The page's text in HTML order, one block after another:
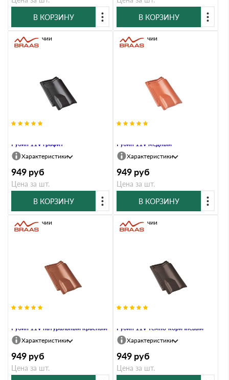
В КОРЗИНУ
В КОРЗИНУ
Рубин 11V графит
В наличии
Характеристики
949 руб
Цена за шт.
В КОРЗИНУ
Рубин 11V медный
В наличии
Характеристики
949 руб
Цена за шт.
В КОРЗИНУ
Рубин 11V натуральный красный
В наличии
Характеристики
949 руб
Цена за шт.
Рубин 11V темно-коричневый
В наличии
Характеристики
949 руб
Цена за шт.